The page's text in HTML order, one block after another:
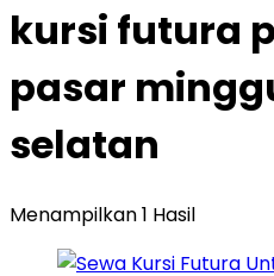
kursi futura
pasar
selatan
Menampilkan 1 Hasil